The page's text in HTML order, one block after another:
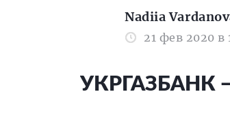
Nadiia
21 фев 2020 в